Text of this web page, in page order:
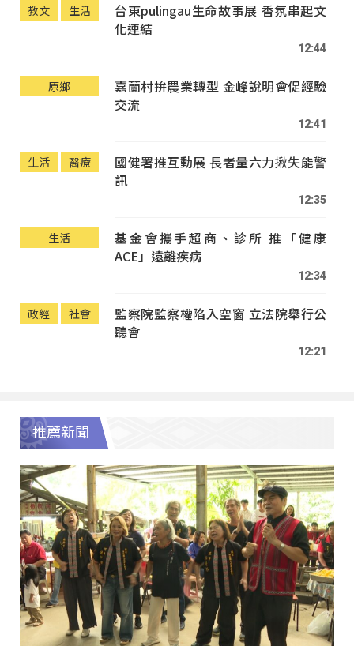
教文 生活
台東pulingau生命故事展 香氛串起文
化連結
12:44
原鄉
嘉蘭村拚農業轉型 金峰說明會促經驗
交流
12:41
生活 醫療
國健署推互動展 長者量六力揪失能警
訊
12:35
生活
基金會攜手超商、診所 推「健康
ACE」遠離疾病
12:34
政經 社會
監察院監察權陷入空窗 立法院舉行公
聽會
12:21
推薦新聞